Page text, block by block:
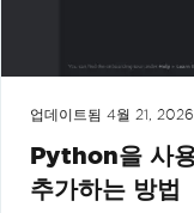
업데이트됨 4월 21, 2026
Python을 사
추가하는 방법